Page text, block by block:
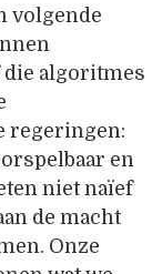
volgende
die algoritmes
regeringen:
en
niet naïef
de macht
Onze